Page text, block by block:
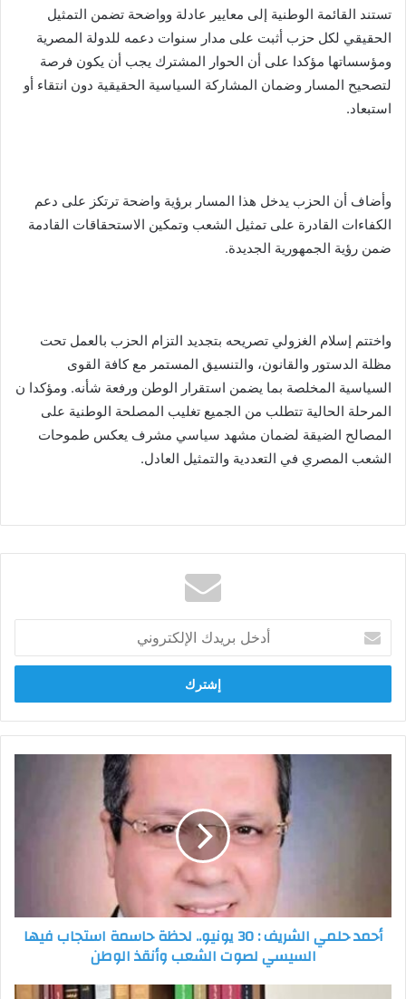
تستند القائمة الوطنية إلى معايير عادلة وواضحة تضمن التمثيل
الحقيقي لكل حزب أثبت على مدار سنوات دعمه للدولة المصرية
ومؤسساتها مؤكدا على أن الحوار المشترك يجب أن يكون فرصة
لتصحيح المسار وضمان المشاركة السياسية الحقيقية دون انتقاء أو
استبعاد.
وأضاف أن الحزب يدخل هذا المسار برؤية واضحة ترتكز على دعم
الكفاءات القادرة على تمثيل الشعب وتمكين الاستحقاقات القادمة
ضمن رؤية الجمهورية الجديدة.
واختتم إسلام الغزولي تصريحه بتجديد التزام الحزب بالعمل تحت
مظلة الدستور والقانون، والتنسيق المستمر مع كافة القوى
السياسية المخلصة بما يضمن استقرار الوطن ورفعة شأنه. ومؤكدا ن
المرحلة الحالية تتطلب من الجميع تغليب المصلحة الوطنية على
المصالح الضيقة لضمان مشهد سياسي مشرف يعكس طموحات
الشعب المصري في التعددية والتمثيل العادل.
بريدك
الإلكتروني
استجاب
فيها
أحمد حلمي الشريف : 30 يونيو.. لحظة حاسمة استجاب فيها
السيسي لصوت الشعب وأنقذ الوطن